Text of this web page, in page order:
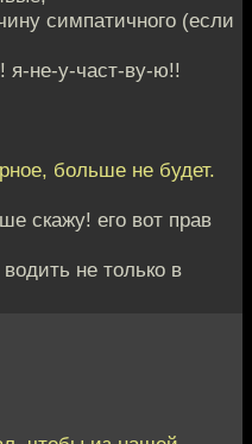
симпатичного (если
я-не-у-част-ву-ю!!
больше не будет.
скажу! его вот прав
не только в